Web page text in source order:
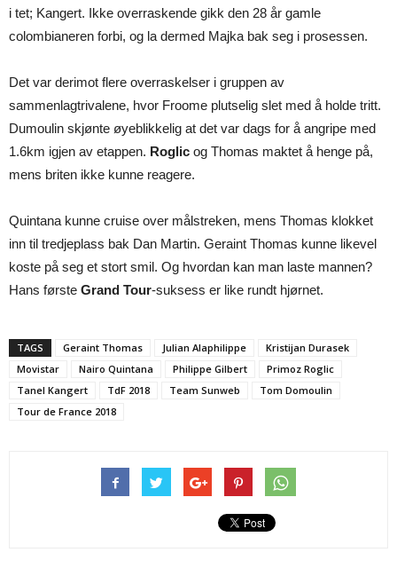
i tet; Kangert. Ikke overraskende gikk den 28 år gamle
colombianeren forbi, og la dermed Majka bak seg i prosessen.
Det var derimot flere overraskelser i gruppen av
sammenlagtrivalene, hvor Froome plutselig slet med å holde tritt.
Dumoulin skjønte øyeblikkelig at det var dags for å angripe med
1.6km igjen av etappen. Roglic og Thomas maktet å henge på,
mens briten ikke kunne reagere.
Quintana kunne cruise over målstreken, mens Thomas klokket
inn til tredjeplass bak Dan Martin. Geraint Thomas kunne likevel
koste på seg et stort smil. Og hvordan kan man laste mannen?
Hans første Grand Tour-suksess er like rundt hjørnet.
TAGS Geraint Thomas Julian Alaphilippe
Kristijan Durasek
Movistar
Nairo Quintana Philippe Gilbert
Primoz Roglic
Tanel Kangert
TdF 2018 Team Sunweb
Tom Domoulin
Tour de France 2018